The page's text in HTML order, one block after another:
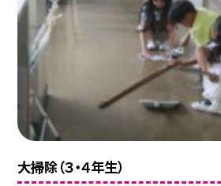
大掃除（３・４年生）